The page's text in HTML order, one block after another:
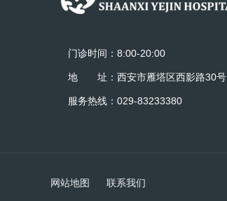
门诊时间：8:00-20:00
地 址：西安市雁塔区西影路30号
服务热线：029-83233380
网站地图 联系我们